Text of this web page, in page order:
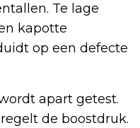
Te lage
kapotte
op een defecte
apart getest.
de boostdruk.